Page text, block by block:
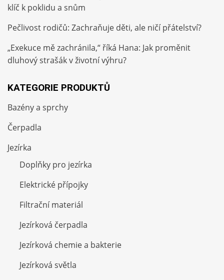
klíč k poklidu a snům
Pečlivost rodičů: Zachraňuje děti, ale ničí přátelství?
„Exekuce mě zachránila,“ říká Hana: Jak proměnit
dluhový strašák v životní výhru?
KATEGORIE PRODUKTŮ
Bazény a sprchy
Čerpadla
Jezírka
Doplňky pro jezírka
Elektrické přípojky
Filtrační materiál
Jezírková čerpadla
Jezírková chemie a bakterie
Jezírková světla